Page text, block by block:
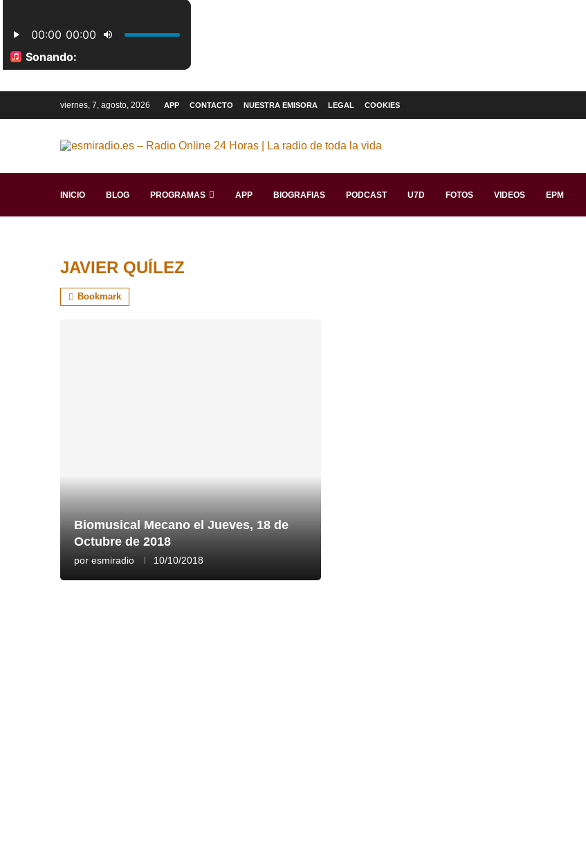
viernes, 7, agosto, 2026 APP CONTACTO NUESTRA EMISORA LEGAL COOKIES
INICIO BLOG PROGRAMAS APP BIOGRAFIAS PODCAST U7D FOTOS VIDEOS EPM
JAVIER QUÍLEZ
Bookmark
Biomusical Mecano el Jueves, 18 de
Octubre de 2018
por esmiradio 10/10/2018